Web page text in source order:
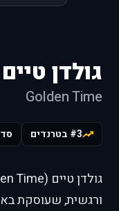
גולדן טיים
Golden Time
#3 בטרנדים
ורגשית, שעוסקת